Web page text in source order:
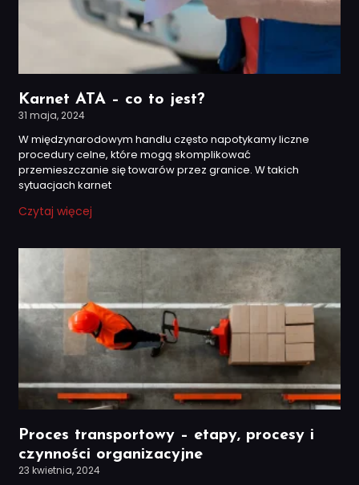
Karnet ATA – co to jest?
31 maja, 2024
W międzynarodowym handlu często napotykamy liczne
procedury celne, które mogą skomplikować
przemieszczanie się towarów przez granice. W takich
sytuacjach karnet
Czytaj więcej
Proces transportowy – etapy, procesy i
czynności organizacyjne
23 kwietnia, 2024